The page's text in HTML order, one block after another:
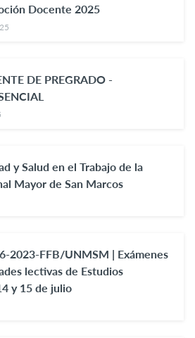
Docente 2025
DE PREGRADO -
y Salud en el Trabajo de la
Mayor de San Marcos
2023-FFB/UNMSM | Exámenes
lectivas de Estudios
y 15 de julio